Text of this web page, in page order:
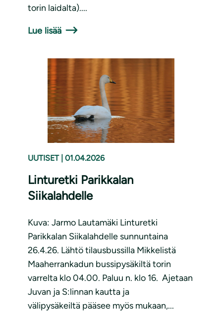
torin laidalta)....
Lue lisää
UUTISET 01.04.2026
Linturetki Parikkalan
Siikalahdelle
Kuva: Jarmo Lautamäki Linturetki
Parikkalan Siikalahdelle sunnuntaina
26.4.26. Lähtö tilausbussilla Mikkelistä
Maaherrankadun bussipysäkiltä torin
varrelta klo 04.00. Paluu n. klo 16. Ajetaan
Juvan ja S:linnan kautta ja
välipysäkeiltä pääsee myös mukaan,...